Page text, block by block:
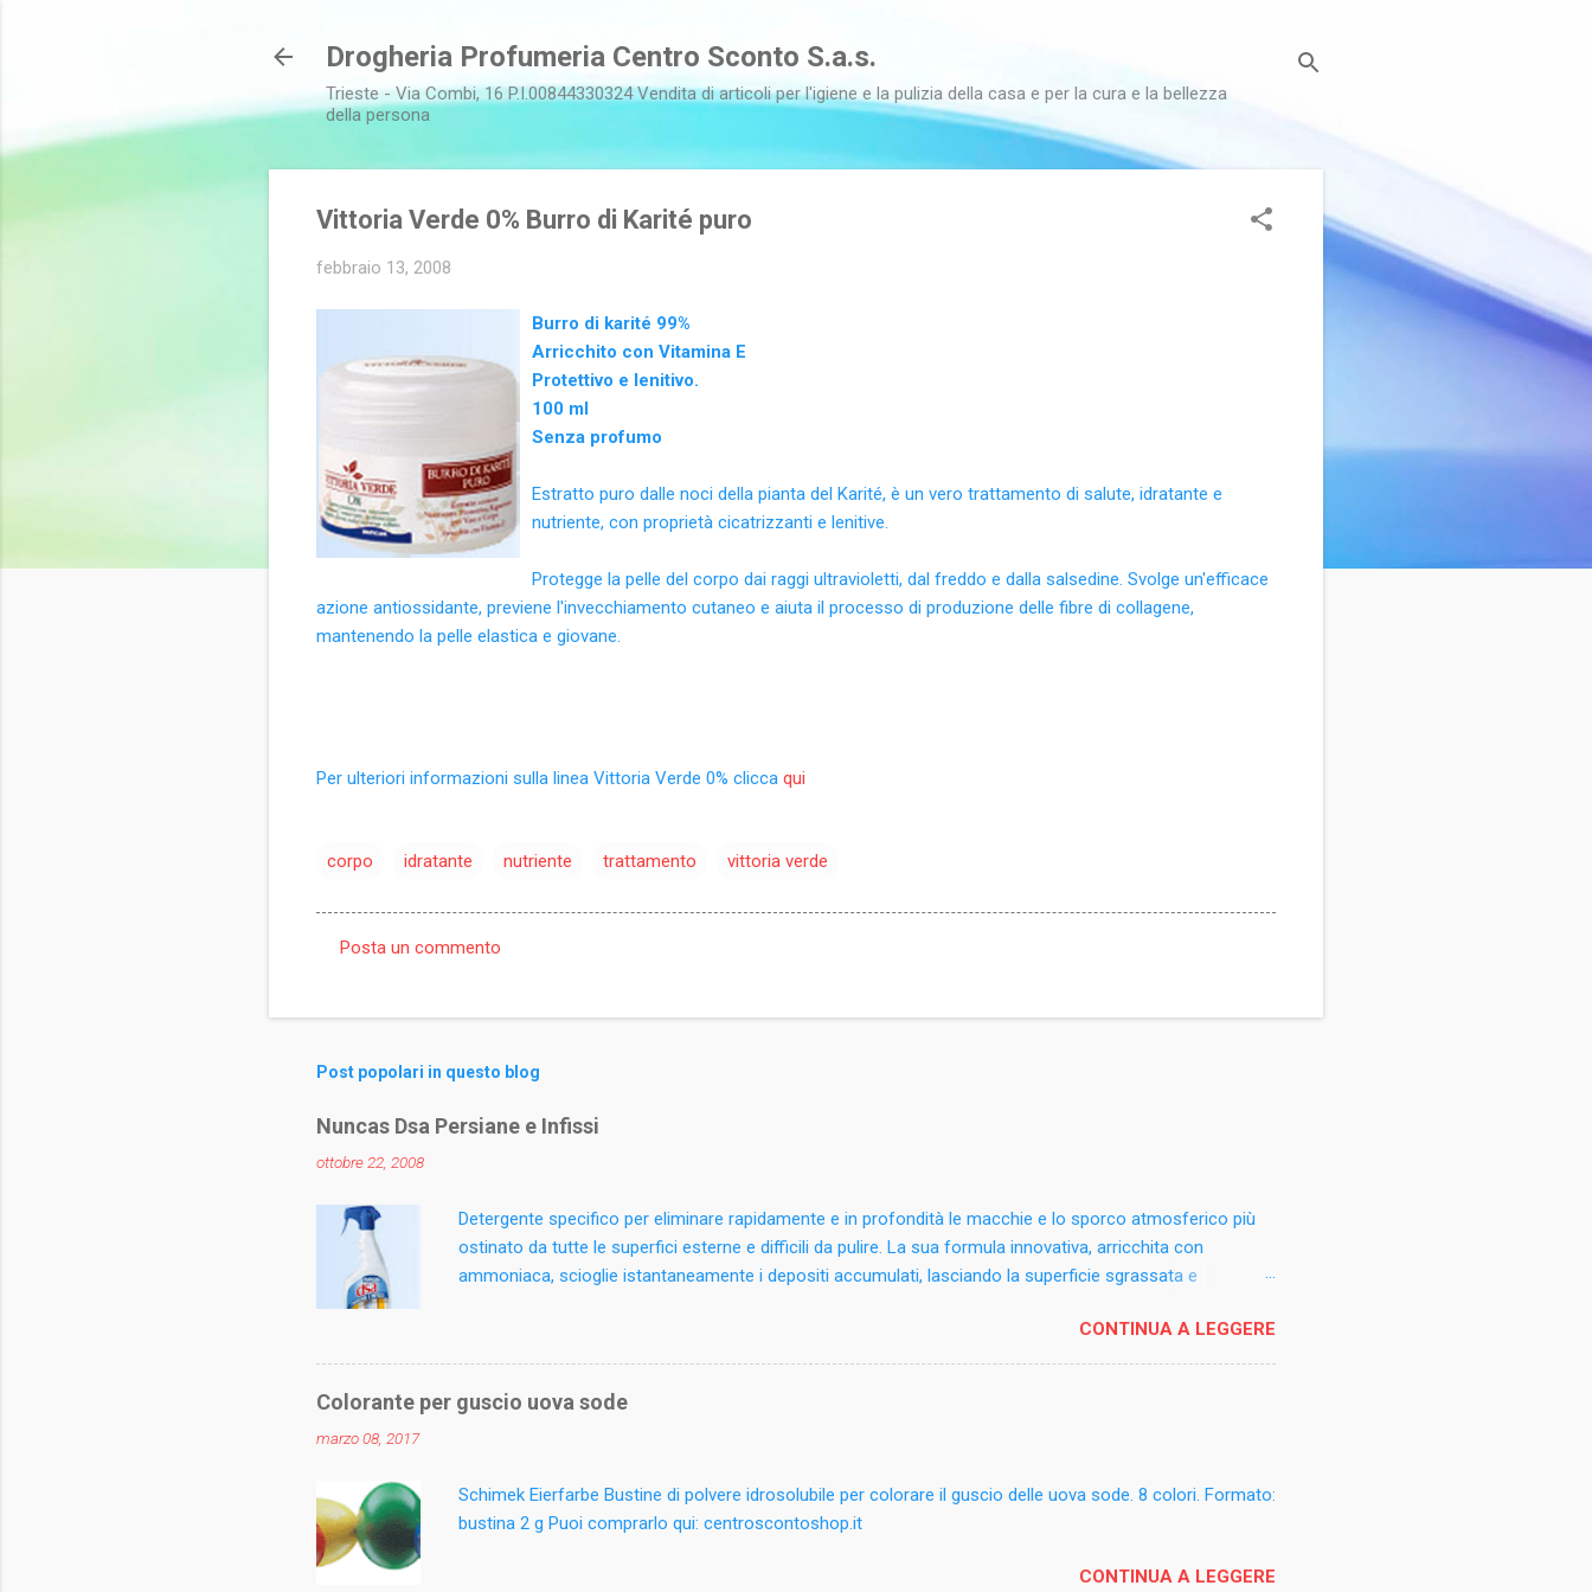
Drogheria Profumeria Centro Sconto S.a.s.
Trieste - Via Combi, 16 P.I.00844330324 Vendita di articoli per l'igiene e la pulizia della casa e per la cura e la bellezza
della persona
Vittoria Verde 0% Burro di Karité puro
febbraio 13, 2008
Burro di karité 99%
Arricchito con Vitamina E
Protettivo e lenitivo.
100 ml
Senza profumo
Estratto puro dalle noci della pianta del Karité, è un vero trattamento di salute, idratante e
nutriente, con proprietà cicatrizzanti e lenitive.
Protegge la pelle del corpo dai raggi ultravioletti, dal freddo e dalla salsedine. Svolge un'efficace
azione antiossidante, previene l'invecchiamento cutaneo e aiuta il processo di produzione delle fibre di collagene,
mantenendo la pelle elastica e giovane.
Per ulteriori informazioni sulla linea Vittoria Verde 0% clicca qui
corpo idratante nutriente trattamento vittoria verde
m
n
t
i
Posta un commento
Post popolari in questo blog
Nuncas Dsa Persiane e Infissi
ottobre 22, 2008
Detergente specifico per eliminare rapidamente e in profondità le macchie e lo sporco atmosferico più
ostinato da tutte le superfici esterne e difficili da pulire. La sua formula innovativa, arricchita con
ammoniaca, scioglie istantaneamente i depositi accumulati, lasciando la superficie sgrassata e
materiali plastici. Rimuove anche residui di salsedine, licheni e sporco atmosferico da sottovasi, fioriere e
mobili da giardino. Ideale per le pulizie periodiche di tapparelle, avvolgibili e infissi. Modalità d'uso:
Spruzzare il prodotto sulle superfici da pulire e ripassare con un panno spugna umido. In caso di
superfici molto sporche risciacquare con acqua. Non utilizzare su legno naturale non verniciato .
CONTINUA A LEGGERE
Colorante per guscio uova sode
marzo 08, 2017
Schimek Eierfarbe Bustine di polvere idrosolubile per colorare il guscio delle uova sode. 8 colori. Formato:
bustina 2 g Puoi comprarlo qui: centroscontoshop.it
CONTINUA A LEGGERE